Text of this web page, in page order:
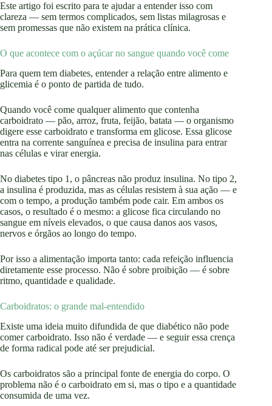
Este artigo foi escrito para te ajudar a entender isso com
clareza — sem termos complicados, sem listas milagrosas e
sem promessas que não existem na prática clínica.
O que acontece com o açúcar no sangue quando você come
Para quem tem diabetes, entender a relação entre alimento e
glicemia é o ponto de partida de tudo.
Quando você come qualquer alimento que contenha
carboidrato — pão, arroz, fruta, feijão, batata — o organismo
digere esse carboidrato e transforma em glicose. Essa glicose
entra na corrente sanguínea e precisa de insulina para entrar
nas células e virar energia.
No diabetes tipo 1, o pâncreas não produz insulina. No tipo 2,
a insulina é produzida, mas as células resistem à sua ação — e
com o tempo, a produção também pode cair. Em ambos os
casos, o resultado é o mesmo: a glicose fica circulando no
sangue em níveis elevados, o que causa danos aos vasos,
nervos e órgãos ao longo do tempo.
Por isso a alimentação importa tanto: cada refeição influencia
diretamente esse processo. Não é sobre proibição — é sobre
ritmo, quantidade e qualidade.
Carboidratos: o grande mal-entendido
Existe uma ideia muito difundida de que diabético não pode
comer carboidrato. Isso não é verdade — e seguir essa crença
de forma radical pode até ser prejudicial.
Os carboidratos são a principal fonte de energia do corpo. O
problema não é o carboidrato em si, mas o tipo e a quantidade
consumida de uma vez.